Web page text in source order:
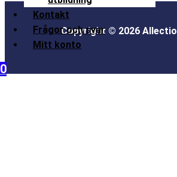
Kontakt
Frågor och svar
Mitt konto
0
Copyright © 2026 Allectio